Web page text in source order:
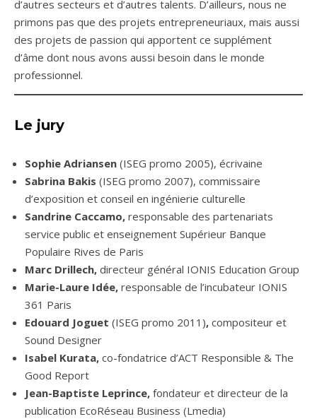
d’autres secteurs et d’autres talents. D’ailleurs, nous ne
primons pas que des projets entrepreneuriaux, mais aussi
des projets de passion qui apportent ce supplément
d’âme dont nous avons aussi besoin dans le monde
professionnel.
Le jury
Sophie Adriansen (ISEG promo 2005), écrivaine
Sabrina Bakis (ISEG promo 2007), commissaire
d’exposition et conseil en ingénierie culturelle
Sandrine Caccamo, responsable des partenariats
service public et enseignement Supérieur Banque
Populaire Rives de Paris
Marc Drillech, directeur général IONIS Education Group
Marie-Laure Idée, responsable de l’incubateur IONIS
361 Paris
Edouard Joguet (ISEG promo 2011), compositeur et
Sound Designer
Isabel Kurata, co-fondatrice d’ACT Responsible & The
Good Report
Jean-Baptiste Leprince, fondateur et directeur de la
publication EcoRéseau Business (Lmedia)